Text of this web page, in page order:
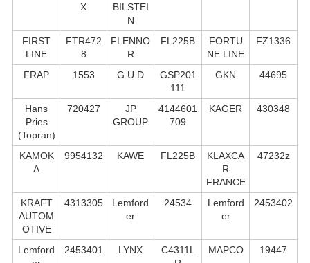
X
BILSTEI
N
FIRST
LINE
FTR472
8
FLENNO
R
FL225B
FORTU
NE LINE
FZ1336
FRAP 1553 G.U.D
GSP201
111
GKN 44695
Hans
Pries
(Topran)
720427
JP
GROUP
4144601
709
KAGER 430348
KAMOK
A
9954132 KAWE FL225B
KLAXCA
R
FRANCE
47232z
KRAFT
AUTOM
OTIVE
4313305
Lemford
er
24534
Lemford
er
2453402
Lemford
2453401 LYNX
C4311L
MAPCO 19447